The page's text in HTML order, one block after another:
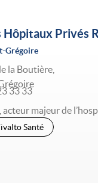
Hôpitaux Privés
Grégoire
la Boutière,
33 33
majeur de
Santé